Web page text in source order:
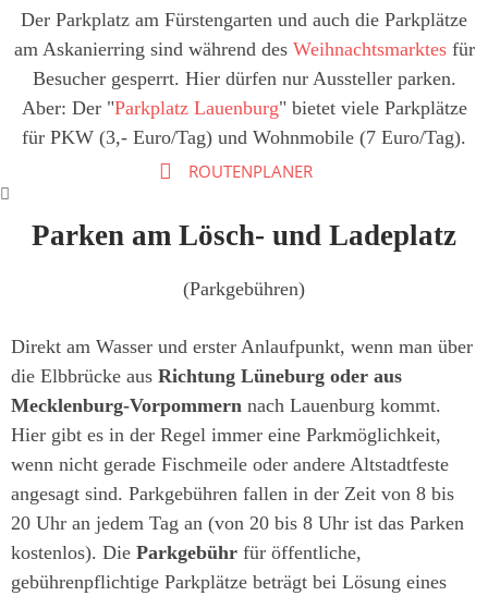
Der Parkplatz am Fürstengarten und auch die Parkplätze
am Askanierring sind während des Weihnachtsmarktesfür
Besucher gesperrt. Hier dürfen nur Aussteller parken.
Aber: Der "Parkplatz Lauenburg" bietet viele Parkplätze
für PKW (3,- Euro/Tag) und Wohnmobile (7 Euro/Tag).
ROUTENPLANER
Parken am Lösch- und Ladeplatz
(Parkgebühren)
Direkt am Wasser und erster Anlaufpunkt, wenn man über
die Elbbrücke aus Richtung Lüneburg oder aus
Mecklenburg-Vorpommern nach Lauenburg kommt.
Hier gibt es in der Regel immer eine Parkmöglichkeit,
wenn nicht gerade Fischmeile oder andere Altstadtfeste
angesagt sind. Parkgebühren fallen in der Zeit von 8 bis
20 Uhr an jedem Tag an (von 20 bis 8 Uhr ist das Parken
kostenlos). Die Parkgebühr für öffentliche,
gebührenpflichtige Parkplätze beträgt bei Lösung eines